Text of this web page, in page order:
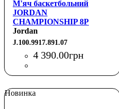
М'яч баскетбольний
JORDAN
CHAMPIONSHIP 8P
DEFLATED
AMBER/BLACK/METALLIC
Jordan
J.100.9917.891.07
4 390.00грн
Новинка